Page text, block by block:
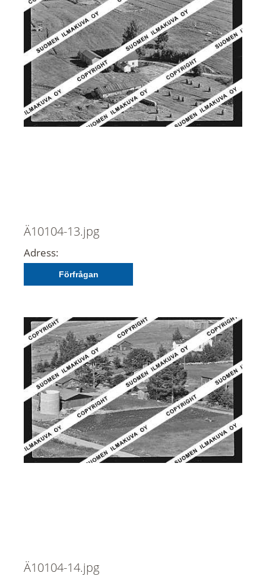
Ä10104-13.jpg
Adress:
Förfrågan
Ä10104-14.jpg